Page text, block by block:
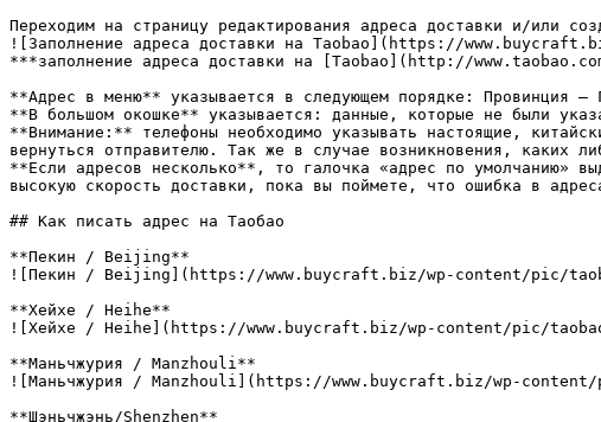
Переходим на страницу редактирования адреса доставки и/или
![Заполнение адреса доставки на Taobao](https://
***заполнение адреса доставки на [Taobao](http://
**Адрес в меню** указывается в следующем порядке: Провинция –
**В большом окошке** указывается: данные, которые не были
**Внимание:** телефоны необходимо указывать настоящие,
вернуться отправителю. Так же в случае возникновения, каких
**Если адресов несколько**, то галочка «адрес по умолчанию»
высокую скорость доставки, пока вы поймете, что ошибка в
## Как писать адрес на Таобао
**Пекин / Beijing**
![Пекин / Beijing](https://www.buycraft.biz/wp-content/pic/
**Хейхе / Heihe**
![Хейхе / Heihe](https://www.buycraft.biz/wp-content/pic/
**Маньчжурия / Manzhouli**
![Маньчжурия / Manzhouli](https://www.buycraft.biz/wp-
**Шэньчжэнь/Shenzhen**